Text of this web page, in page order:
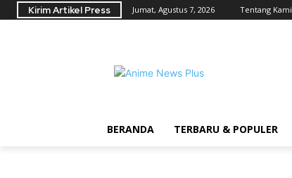
Kirim Artikel Press Jumat, Agustus 7, 2026 Tentang Kami
BERANDA TERBARU & POPULER